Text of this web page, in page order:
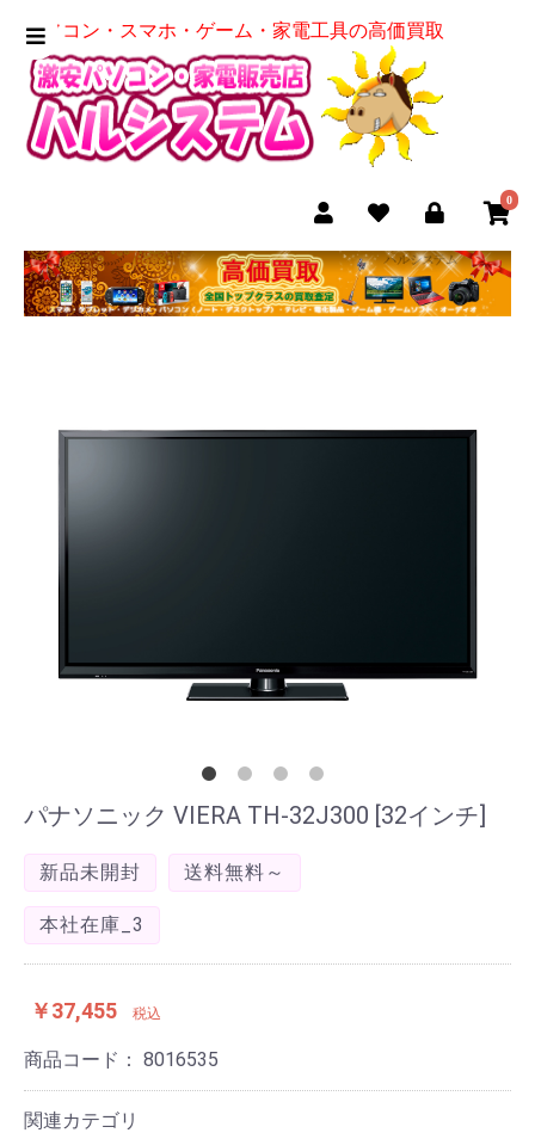
パソコン・スマホ・ゲーム・家電工具の高価買取
0
パナソニック VIERA TH-32J300 [32インチ]
新品未開封 送料無料～
本社在庫_3
￥37,455 税込
商品コード： 8016535
関連カテゴリ